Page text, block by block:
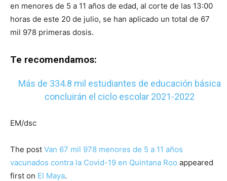
en menores de 5 a 11 años de edad, al corte de las 13:00
horas de este 20 de julio, se han aplicado un total de 67
mil 978 primeras dosis.
Te recomendamos:
Más de 334.8 mil estudiantes de educación básica
concluirán el ciclo escolar 2021-2022
EM/dsc
The post Van 67 mil 978 menores de 5 a 11 años
vacunados contra la Covid-19 en Quintana Roo appeared
first on El Maya.